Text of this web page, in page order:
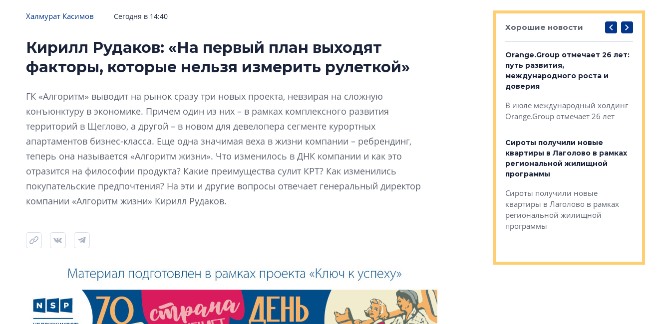
Халмурат Касимов Сегодня в 14:40
Кирилл Рудаков: «На первый план выходят
факторы, которые нельзя измерить рулеткой»
ГК «Алгоритм» выводит на рынок сразу три новых проекта, невзирая на сложную
конъюнктуру в экономике. Причем один из них – в рамках комплексного развития
территорий в Щеглово, а другой – в новом для девелопера сегменте курортных
апартаментов бизнес-класса. Еще одна значимая веха в жизни компании – ребрендинг,
теперь она называется «Алгоритм жизни». Что изменилось в ДНК компании и как это
отразится на философии продукта? Какие преимущества сулит КРТ? Как изменились
покупательские предпочтения? На эти и другие вопросы отвечает генеральный директор
компании «Алгоритм жизни» Кирилл Рудаков.
Хорошие новости
В Санкт-Петербурге выбрали
лучших поющих строителей
девятый сезон творческого
строить и жить помогает»
В Красногвардейском районе
Петербурга появился еще
образования
В Красногвардейском районе
Orange.Group отмечает 26 лет:
путь развития,
международного роста и
доверия
В июле международный холдинг
Orange.Group отмечает 26 лет
Сироты получили новые
квартиры в Лаголово в рамках
региональной жилищной
программы
Сироты получили новые
квартиры в Лаголово в рамках
региональной жилищной
программы